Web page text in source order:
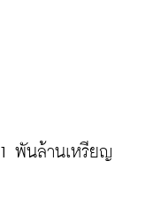
พันล้านเหรียญ